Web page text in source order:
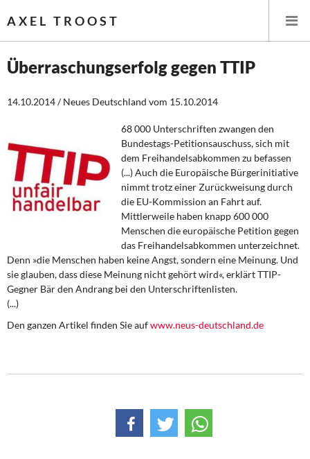
AXEL TROOST
Leitlinien linker Wirtschafts- und Finanzpolitik
Wirtschaftspolitik
Steuer- und Finanzpolitik
Öffentliche Infrastruktur und Daseinsvorsorge
Eurokrise und Griechenland
DIE LINKE
Institut Solidarische Moderne
Überraschungserfolg gegen TTIP
14.10.2014 / Neues Deutschland vom 15.10.2014
68 000 Unterschriften zwangen den
Bundestags-Petitionsauschuss, sich mit
dem Freihandelsabkommen zu befassen
(...) Auch die Europäische Bürgerinitiative
nimmt trotz einer Zurückweisung durch
die EU-Kommission an Fahrt auf.
Mittlerweile haben knapp 600 000
Menschen die europäische Petition gegen
das Freihandelsabkommen unterzeichnet.
Denn »die Menschen haben keine Angst, sondern eine Meinung. Und
sie glauben, dass diese Meinung nicht gehört wird«, erklärt TTIP-
Gegner Bär den Andrang bei den Unterschriftenlisten.
(...)
Den ganzen Artikel finden Sie aufwww.neus-deutschland.de